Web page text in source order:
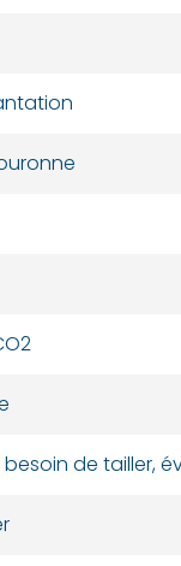
besoin de tailler,